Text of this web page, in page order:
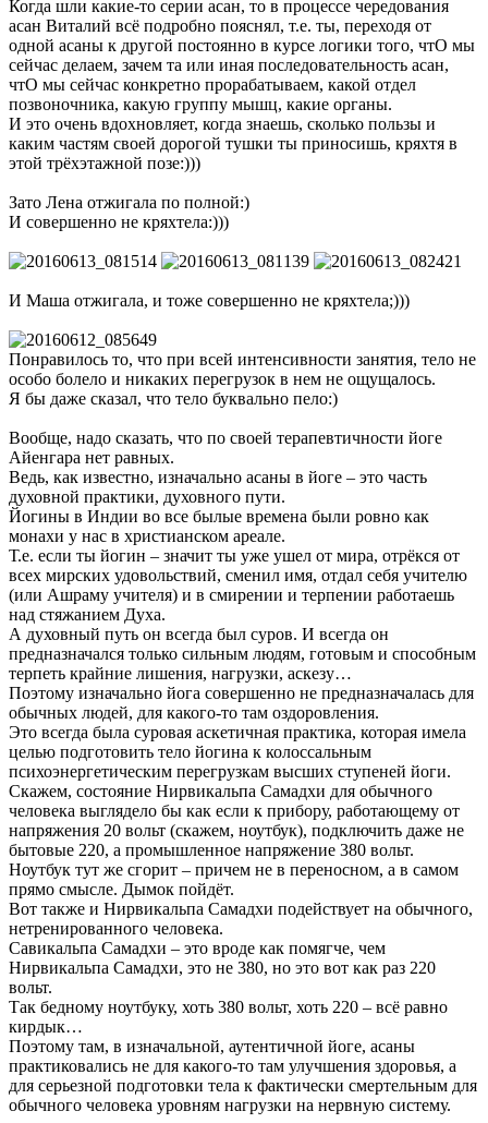
Когда шли какие-то серии асан, то в процессе чередования
асан Виталий всё подробно пояснял, т.е. ты, переходя от
одной асаны к другой постоянно в курсе логики того, чтО мы
сейчас делаем, зачем та или иная последовательность асан,
чтО мы сейчас конкретно прорабатываем, какой отдел
позвоночника, какую группу мышц, какие органы.
И это очень вдохновляет, когда знаешь, сколько пользы и
каким частям своей дорогой тушки ты приносишь, кряхтя в
этой трёхэтажной позе:)))
Зато Лена отжигала по полной:)
И совершенно не кряхтела:)))
И Маша отжигала, и тоже совершенно не кряхтела;)))
Понравилось то, что при всей интенсивности занятия, тело не
особо болело и никаких перегрузок в нем не ощущалось.
Я бы даже сказал, что тело буквально пело:)
Вообще, надо сказать, что по своей терапевтичности йоге
Айенгара нет равных.
Ведь, как известно, изначально асаны в йоге – это часть
духовной практики, духовного пути.
Йогины в Индии во все былые времена были ровно как
монахи у нас в христианском ареале.
Т.е. если ты йогин – значит ты уже ушел от мира, отрёкся от
всех мирских удовольствий, сменил имя, отдал себя учителю
(или Ашраму учителя) и в смирении и терпении работаешь
над стяжанием Духа.
А духовный путь он всегда был суров. И всегда он
предназначался только сильным людям, готовым и способным
терпеть крайние лишения, нагрузки, аскезу…
Поэтому изначально йога совершенно не предназначалась для
обычных людей, для какого-то там оздоровления.
Это всегда была суровая аскетичная практика, которая имела
целью подготовить тело йогина к колоссальным
психоэнергетическим перегрузкам высших ступеней йоги.
Скажем, состояние Нирвикальпа Самадхи для обычного
человека выглядело бы как если к прибору, работающему от
напряжения 20 вольт (скажем, ноутбук), подключить даже не
бытовые 220, а промышленное напряжение 380 вольт.
Ноутбук тут же сгорит – причем не в переносном, а в самом
прямо смысле. Дымок пойдёт.
Вот также и Нирвикальпа Самадхи подействует на обычного,
нетренированного человека.
Савикальпа Самадхи – это вроде как помягче, чем
Нирвикальпа Самадхи, это не 380, но это вот как раз 220
вольт.
Так бедному ноутбуку, хоть 380 вольт, хоть 220 – всё равно
кирдык…
Поэтому там, в изначальной, аутентичной йоге, асаны
практиковались не для какого-то там улучшения здоровья, а
для серьезной подготовки тела к фактически смертельным для
обычного человека уровням нагрузки на нервную систему.